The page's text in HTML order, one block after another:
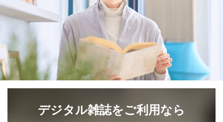
SNS公式アカウン
トに登録された方
の個人情報
お問い合わせ対応、トラブル対
処、オペレーター教育など応対品
質向上のため
その他当社のプライバシーポリシ
ー等にて公表する利用目的達成の
ため
※上記の利用目的のうちNo.1～5については保有個人デ
ータ（開示対象個人情報）の利用目的であり、下記4.の
各SNS運営会社様にご請求いただきますようお願い致し
ます。
デジタル雑誌をご利用なら